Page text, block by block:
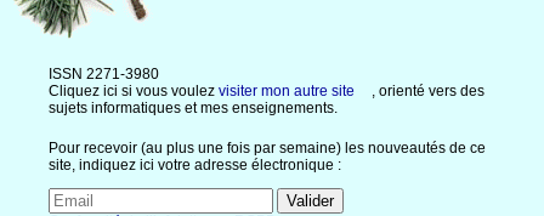
ISSN 2271-3980
Cliquez ici si vous voulez visiter mon autre site
, orienté vers des
sujets informatiques et mes enseignements.
Pour recevoir (au plus une fois par semaine) les nouveautés de ce
site, indiquez ici votre adresse électronique :